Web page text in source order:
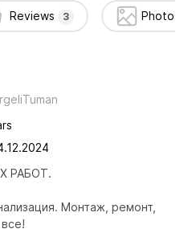
Reviews 3 Photos
РАБОТ.
Монтаж, ремонт,